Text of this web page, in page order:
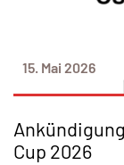
15. Mai 2026
Cup 2026